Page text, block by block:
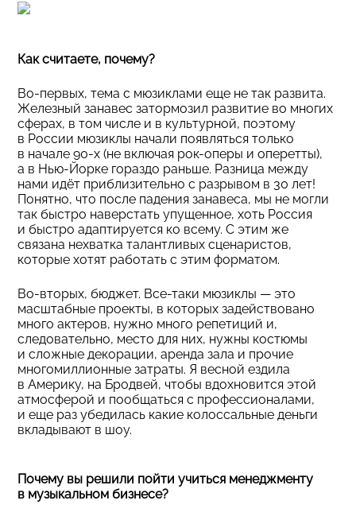
Как считаете, почему?
Во-первых, тема с мюзиклами еще не так развита.
Железный занавес затормозил развитие во многих
сферах, в том числе и в культурной, поэтому
в России мюзиклы начали появляться только
в начале 90-х (не включая рок-оперы и оперетты),
а в Нью-Йорке гораздо раньше. Разница между
нами идёт приблизительно с разрывом в 30 лет!
Понятно, что после падения занавеса, мы не могли
так быстро наверстать упущенное, хоть Россия
и быстро адаптируется ко всему. С этим же
связана нехватка талантливых сценаристов,
которые хотят работать с этим форматом.
Во-вторых, бюджет. Все-таки мюзиклы — это
масштабные проекты, в которых задействовано
много актеров, нужно много репетиций и,
следовательно, место для них, нужны костюмы
и сложные декорации, аренда зала и прочие
многомиллионные затраты. Я весной ездила
в Америку, на Бродвей, чтобы вдохновится этой
атмосферой и пообщаться с профессионалами,
и еще раз убедилась какие колоссальные деньги
вкладывают в шоу.
Почему вы решили пойти учиться менеджменту
в музыкальном бизнесе?